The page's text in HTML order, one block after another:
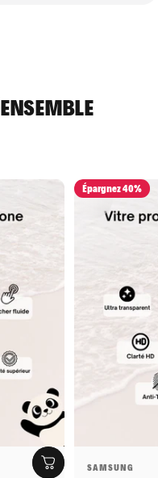
ENSEMBLE
Épargnez 40%
SAMSUNG